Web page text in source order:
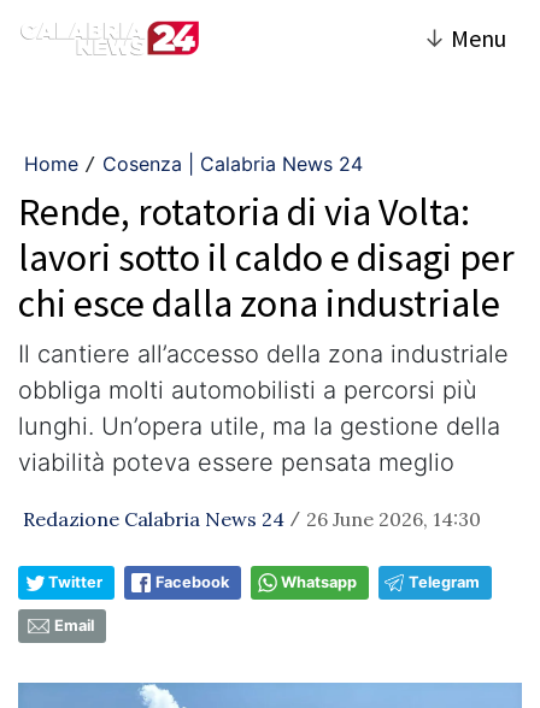
↓ Menu
Home / Cosenza | Calabria News 24
Rende, rotatoria di via Volta:
lavori sotto il caldo e disagi per
chi esce dalla zona industriale
Il cantiere all’accesso della zona industriale
obbliga molti automobilisti a percorsi più
lunghi. Un’opera utile, ma la gestione della
viabilità poteva essere pensata meglio
Redazione Calabria News 24 / 26 June 2026, 14:30
Twitter Facebook Whatsapp Telegram
Email